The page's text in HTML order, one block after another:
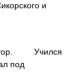
и
Учился
под